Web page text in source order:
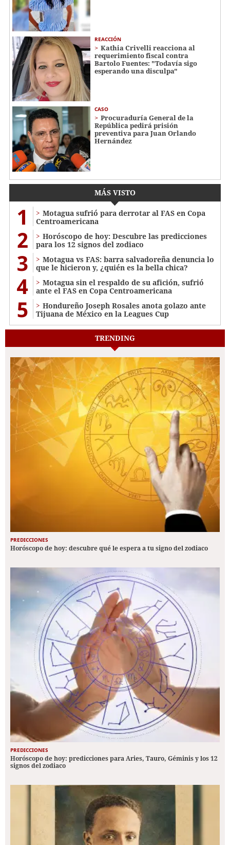
REACCIÓN
Kathia Crivelli reacciona al
requerimiento fiscal contra
Bartolo Fuentes: "Todavía sigo
esperando una disculpa"
CASO
Procuraduría General de la
República pedirá prisión
preventiva para Juan Orlando
Hernández
MÁS VISTO
1
Motagua sufrió para derrotar al FAS en Copa
Centroamericana
2
Horóscopo de hoy: Descubre las predicciones
para los 12 signos del zodiaco
3
Motagua vs FAS: barra salvadoreña denuncia lo
que le hicieron y, ¿quién es la bella chica?
4
Motagua sin el respaldo de su afición, sufrió
ante el FAS en Copa Centroamericana
5
Hondureño Joseph Rosales anota golazo ante
Tijuana de México en la Leagues Cup
TRENDING
PREDICCIONES
Horóscopo de hoy: descubre qué le espera a tu signo del zodiaco
PREDICCIONES
Horóscopo de hoy: predicciones para Aries, Tauro, Géminis y los 12
signos del zodiaco